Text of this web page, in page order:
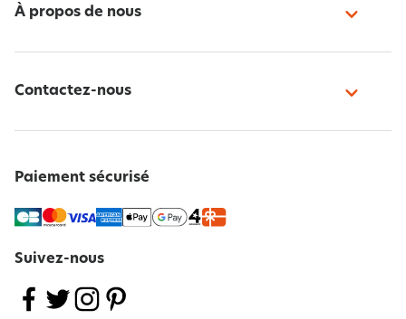
À propos de nous
Contactez-nous
Paiement sécurisé
Suivez-nous